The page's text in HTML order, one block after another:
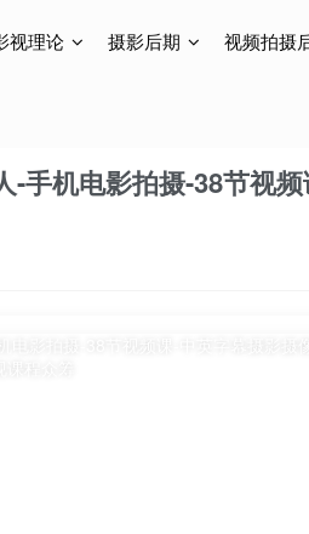
视理论 摄影后期 视频拍摄
-手机电影拍摄-38节视